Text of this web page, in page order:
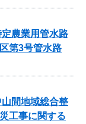
定農業用管水路
第3号管水路
山間地域総合整
工事に関する